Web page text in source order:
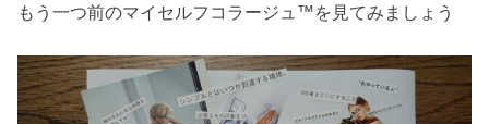
もう一つ前のマイセルフコラージュ™を見てみましょう